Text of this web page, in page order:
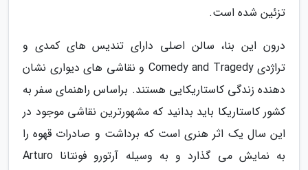
تزئین شده است.
درون این بنا، سالن اصلی دارای تندیس های کمدی و
تراژدی Comedy and Tragedy و نقاشی های دیواری نشان
دهنده زندگی کاستاریکایی هستند. براساس راهنمای سفر به
کشور کاستاریکا باید بدانید که مشهورترین نقاشی موجود در
این سال یک اثر هنری است که برداشت و صادرات قهوه را
به نمایش می گذارد و به وسیله آرتورو فونتانا Arturo